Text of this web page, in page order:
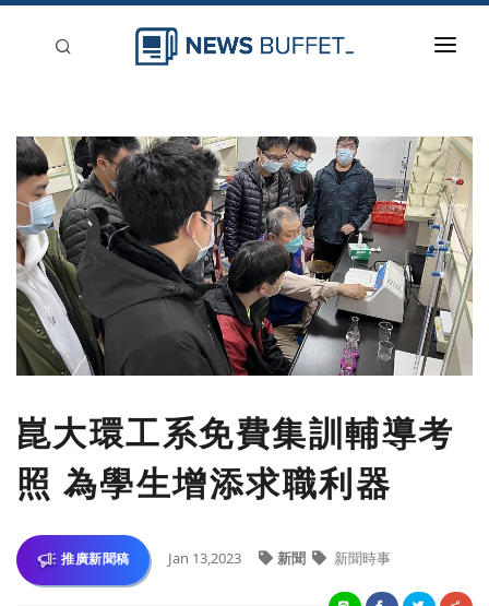
新聞稿分類
登入
刊登
崑大環工系免費集訓輔導考
照 為學生增添求職利器
推廣新聞稿 Jan 13,2023 新聞 新聞時事